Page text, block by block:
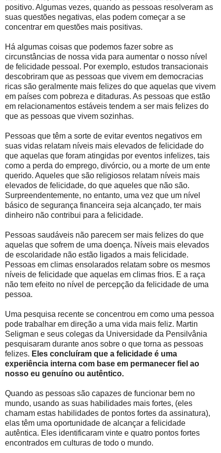
positivo. Algumas vezes, quando as pessoas resolveram as
suas questões negativas, elas podem começar a se
concentrar em questões mais positivas.
Há algumas coisas que podemos fazer sobre as
circunstâncias de nossa vida para aumentar o nosso nível
de felicidade pessoal. Por exemplo, estudos transacionais
descobriram que as pessoas que vivem em democracias
ricas são geralmente mais felizes do que aquelas que vivem
em países com pobreza e ditaduras. As pessoas que estão
em relacionamentos estáveis tendem a ser mais felizes do
que as pessoas que vivem sozinhas.
Pessoas que têm a sorte de evitar eventos negativos em
suas vidas relatam níveis mais elevados de felicidade do
que aquelas que foram atingidas por eventos infelizes, tais
como a perda do emprego, divórcio, ou a morte de um ente
querido. Aqueles que são religiosos relatam níveis mais
elevados de felicidade, do que aqueles que não são.
Surpreendentemente, no entanto, uma vez que um nível
básico de segurança financeira seja alcançado, ter mais
dinheiro não contribui para a felicidade.
Pessoas saudáveis não parecem ser mais felizes do que
aquelas que sofrem de uma doença. Níveis mais elevados
de escolaridade não estão ligados a mais felicidade.
Pessoas em climas ensolarados relatam sobre os mesmos
níveis de felicidade que aquelas em climas frios. E a raça
não tem efeito no nível de percepção da felicidade de uma
pessoa.
Uma pesquisa recente se concentrou em como uma pessoa
pode trabalhar em direção a uma vida mais feliz. Martin
Seligman e seus colegas da Universidade da Pensilvânia
pesquisaram durante anos sobre o que torna as pessoas
felizes. Eles concluíram que a felicidade é uma
experiência interna com base em permanecer fiel ao
nosso eu genuíno ou autêntico.
Quando as pessoas são capazes de funcionar bem no
mundo, usando as suas habilidades mais fortes, (eles
chamam estas habilidades de pontos fortes da assinatura),
elas têm uma oportunidade de alcançar a felicidade
autêntica. Eles identificaram vinte e quatro pontos fortes
encontrados em culturas de todo o mundo.